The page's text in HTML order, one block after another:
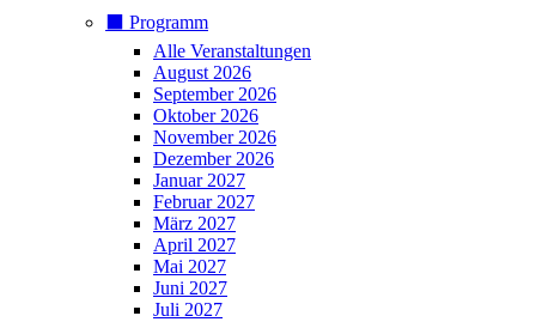
⬛️ Programm
Alle Veranstaltungen
August 2026
September 2026
Oktober 2026
November 2026
Dezember 2026
Januar 2027
Februar 2027
März 2027
April 2027
Mai 2027
Juni 2027
Juli 2027